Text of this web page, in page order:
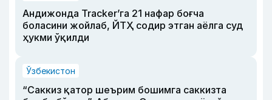
Андижонда Tracker’га 21 нафар боғча
боласини жойлаб, ЙТҲ содир этган аёлга суд
ҳукми ўқилди
Ўзбекистон
“Саккиз қатор шеърим бошимга саккизта